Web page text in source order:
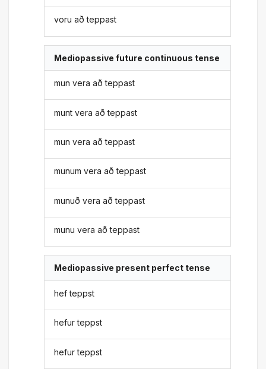
voru að teppast
Mediopassive future continuous tense
mun vera að teppast
munt vera að teppast
mun vera að teppast
munum vera að teppast
munuð vera að teppast
munu vera að teppast
Mediopassive present perfect tense
hef teppst
hefur teppst
hefur teppst